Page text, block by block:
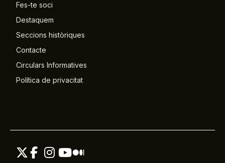
Fes-te soci
Destaquem
Seccions històriques
Contacte
Circulars Informatives
Política de privacitat